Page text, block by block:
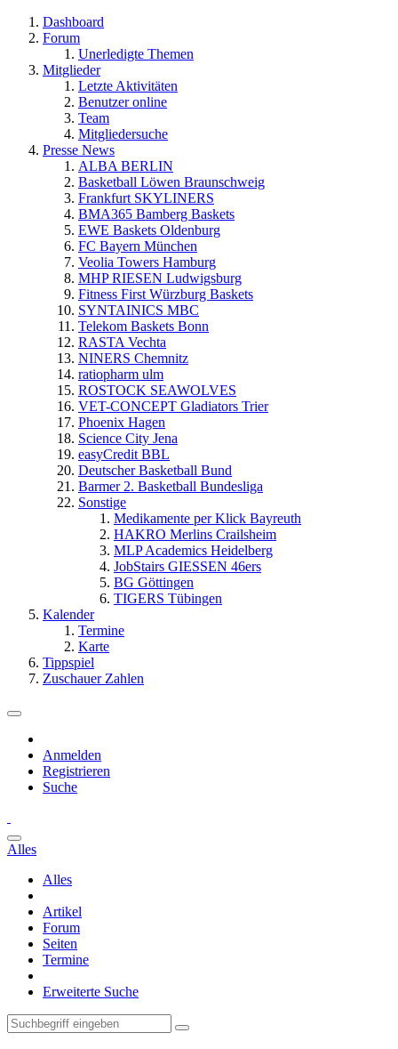
Dashboard
Forum
Unerledigte Themen
Mitglieder
Letzte Aktivitäten
Benutzer online
Team
Mitgliedersuche
Presse News
ALBA BERLIN
Basketball Löwen Braunschweig
Frankfurt SKYLINERS
BMA365 Bamberg Baskets
EWE Baskets Oldenburg
FC Bayern München
Veolia Towers Hamburg
MHP RIESEN Ludwigsburg
Fitness First Würzburg Baskets
SYNTAINICS MBC
Telekom Baskets Bonn
RASTA Vechta
NINERS Chemnitz
ratiopharm ulm
ROSTOCK SEAWOLVES
VET-CONCEPT Gladiators Trier
Phoenix Hagen
Science City Jena
easyCredit BBL
Deutscher Basketball Bund
Barmer 2. Basketball Bundesliga
Sonstige
Medikamente per Klick Bayreuth
HAKRO Merlins Crailsheim
MLP Academics Heidelberg
JobStairs GIESSEN 46ers
BG Göttingen
TIGERS Tübingen
Kalender
Termine
Karte
Tippspiel
Zuschauer Zahlen
Anmelden
Registrieren
Suche
Alles
Alles
Artikel
Forum
Seiten
Termine
Erweiterte Suche